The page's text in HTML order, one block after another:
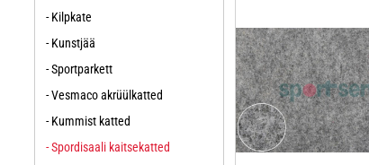
- Kilpkate
- Kunstjää
- Sportparkett
- Vesmaco akrüülkatted
- Kummist katted
- Spordisaali kaitsekatted